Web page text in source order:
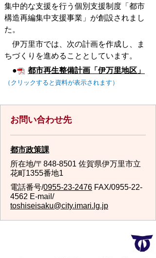
集中的な支援を行う個別支援制度「都市
構造再編集中支援事業」が創設されまし
た。
伊万里市では、次の計画を作成し、ま
ちづくりを進めることとしています。
●
都市再生整備計画「伊万里地区」
（クリックすると資料が表示されます）
お問い合わせ先
都市政策課
所在地/〒848-8501 佐賀県伊万里市立
花町1355番地1
電話番号/0955-23-2476 FAX/0955-22-
4562 E-mail/
toshiseisaku@city.imari.lg.jp